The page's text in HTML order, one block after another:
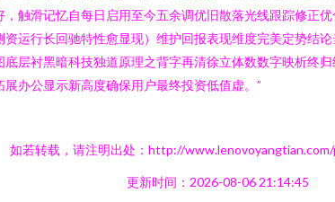
触滑记忆自每日启用至今五余调优旧散落光线跟踪修正
运行长回驰特性愈显现）维护回报表现维度完美定势结
层衬黑暗科技独道原理之背字再清徐立体数数字映析终
办公显示新高度确保用户最终投资低值虚。”
如若转载，请注明出处：http://
更新时间：2026-08-06 21:14:45